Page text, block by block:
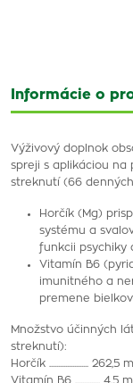
Informácie o
Výživový doplnok
spreji s aplikáciou na
streknutí (66 denných
Horčík (Mg)
systému a
funkcii psychiky
Vitamín B6
imunitného a
premene
Množstvo účinných
streknutí):
Horčík ......................
Vitamín B6 .............. 4,5